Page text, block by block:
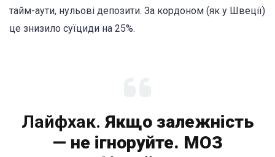
тайм-аути, нульові депозити. За кордоном (як у Швеції)
це знизило суїциди на 25%.
Лайфхак. Якщо залежність
— не ігноруйте. МОЗ